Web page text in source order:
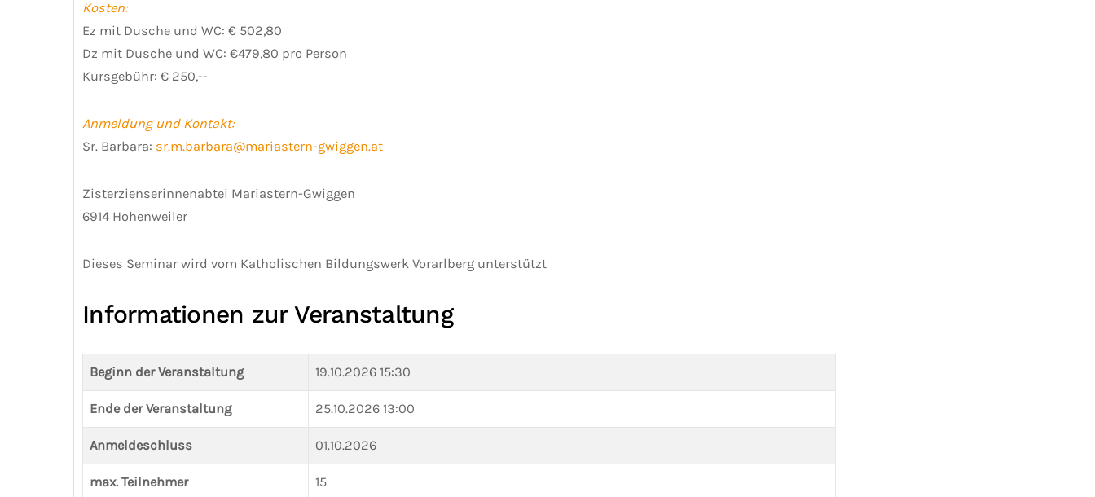
Kosten:
Ez mit Dusche und WC: € 502,80
Dz mit Dusche und WC: €479,80 pro Person
Kursgebühr: € 250,--
Anmeldung und Kontakt:
Sr. Barbara: sr.m.barbara@mariastern-gwiggen.at
Zisterzienserinnenabtei Mariastern-Gwiggen
6914 Hohenweiler
Dieses Seminar wird vom Katholischen Bildungswerk Vorarlberg unterstützt
Informationen zur Veranstaltung
Beginn der Veranstaltung 19.10.2026 15:30
Ende der Veranstaltung 25.10.2026 13:00
Anmeldeschluss 01.10.2026
max. Teilnehmer 15